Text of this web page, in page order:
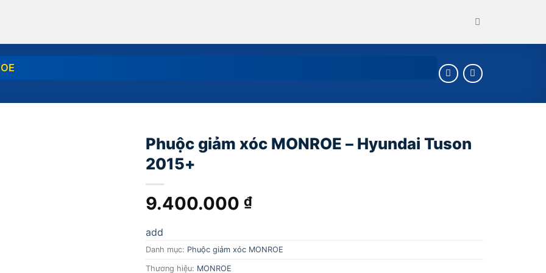
Phuộc giảm xóc MONROE – Hyundai Tuson
2015+
9.400.000 ₫
add
Danh mục: Phuộc giảm xóc MONROE
Thương hiệu: MONROE